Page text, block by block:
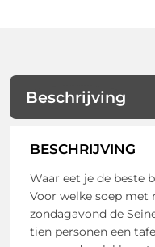
Beschrijving
BESCHRIJVING
Waar eet je de beste
Voor welke soep met
zondagavond de
tien personen een